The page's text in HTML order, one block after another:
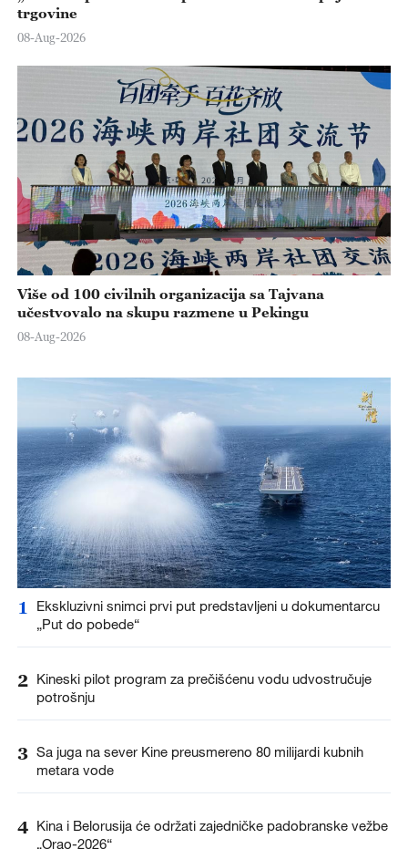
trgovine
08-Aug-2026
Više od 100 civilnih organizacija sa Tajvana
učestvovalo na skupu razmene u Pekingu
08-Aug-2026
1
Ekskluzivni snimci prvi put predstavljeni u dokumentarcu
„Put do pobede“
2 Kineski pilot program za prečišćenu vodu udvostručuje
potrošnju
3 Sa juga na sever Kine preusmereno 80 milijardi kubnih
metara vode
4 Kina i Belorusija će održati zajedničke padobranske vežbe
„Orao-2026“